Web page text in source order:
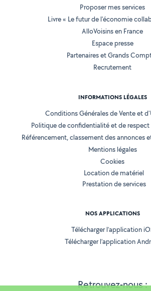
Retrouvez-nous :
Proposer mes services
Livre « Le futur de l'économie
AlloVoisins en France
Espace presse
Partenaires et Grands
Recrutement
INFORMATIONS LÉGALES
Conditions Générales de Vente et
Politique de confidentialité et de respect
Référencement, classement des annonces
Mentions légales
Cookies
Location de matériel
Prestation de services
NOS APPLICATIONS
Télécharger l’application
Télécharger l’application